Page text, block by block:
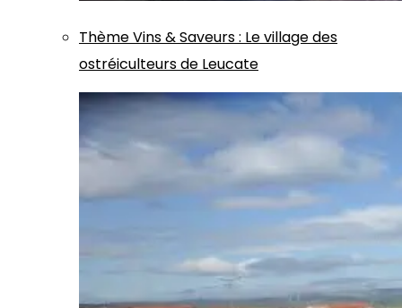
ThèmeVins & Saveurs: Le village des
ostréiculteurs de Leucate